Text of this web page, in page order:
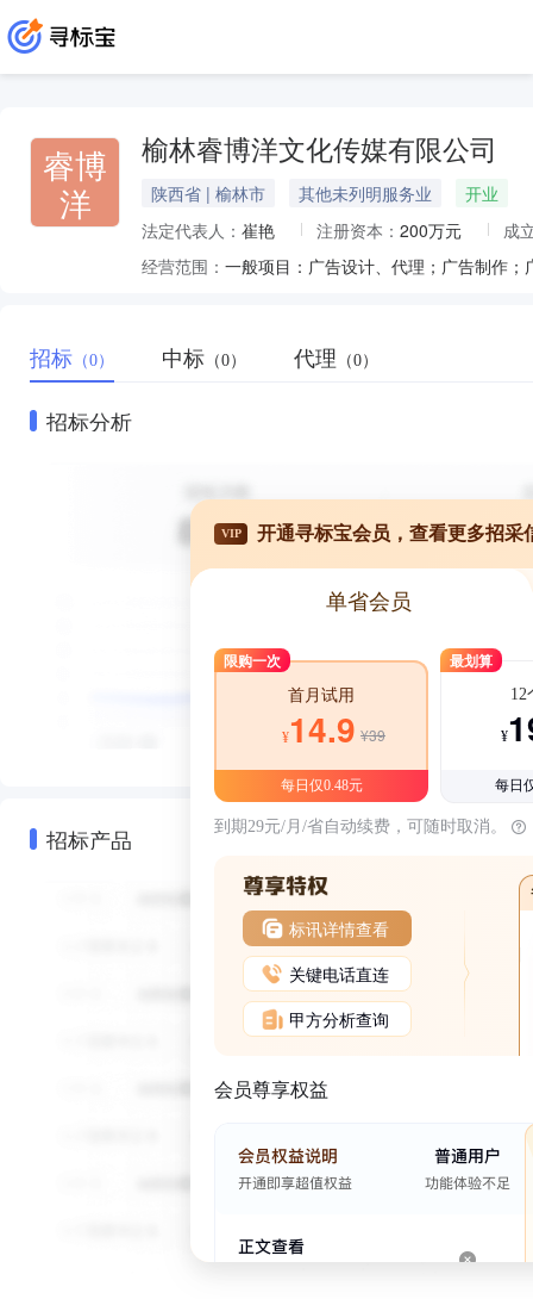
睿博
洋
榆林睿博洋文化传媒有限公司
陕西省 | 榆林市 其他未列明服务业
开业
法定代表人： 崔艳 注册资本： 200万元
成
经营范围：
招标 （0） 中标 （0） 代理 （0）
招标分析
招标产品
VIP 开通寻标宝会员，查看更多招采
单省会员
限购一次
首月试用
¥14.9 ¥39
每日仅0.48元
最划算
12
¥
每日
到期29元/月/省自动续费，可随时取消。
标讯详情查看
关键电话直连
甲方分析查询
会员尊享权益